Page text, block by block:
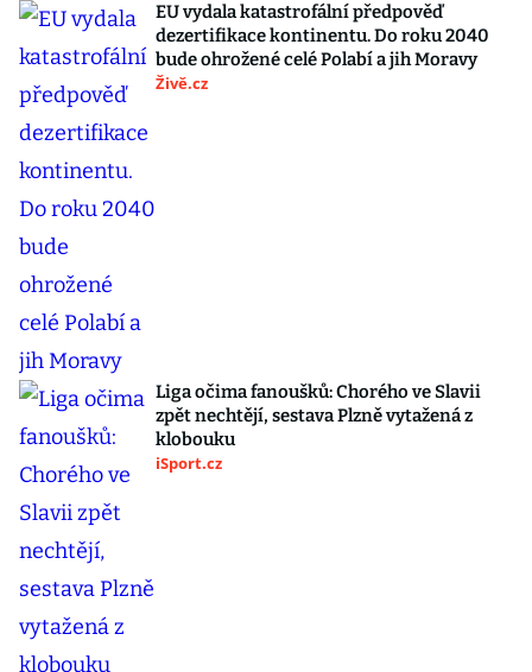
EU vydala katastrofální předpověď
dezertifikace kontinentu. Do roku 2040
bude ohrožené celé Polabí a jih Moravy
Živě.cz
Liga očima fanoušků: Chorého ve Slavii
zpět nechtějí, sestava Plzně vytažená z
klobouku
iSport.cz